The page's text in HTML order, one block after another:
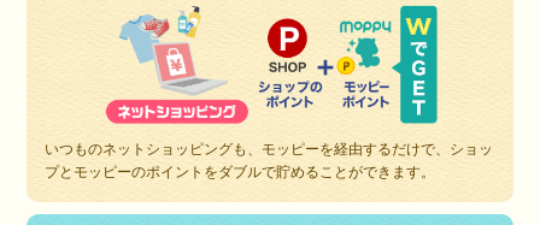
いつものネットショッピングも、モッピーを経由するだけで、ショッ
プとモッピーのポイントをダブルで貯めることができます。